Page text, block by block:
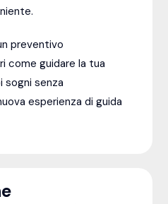
preventivo
come guidare la tua
sogni senza
esperienza di guida